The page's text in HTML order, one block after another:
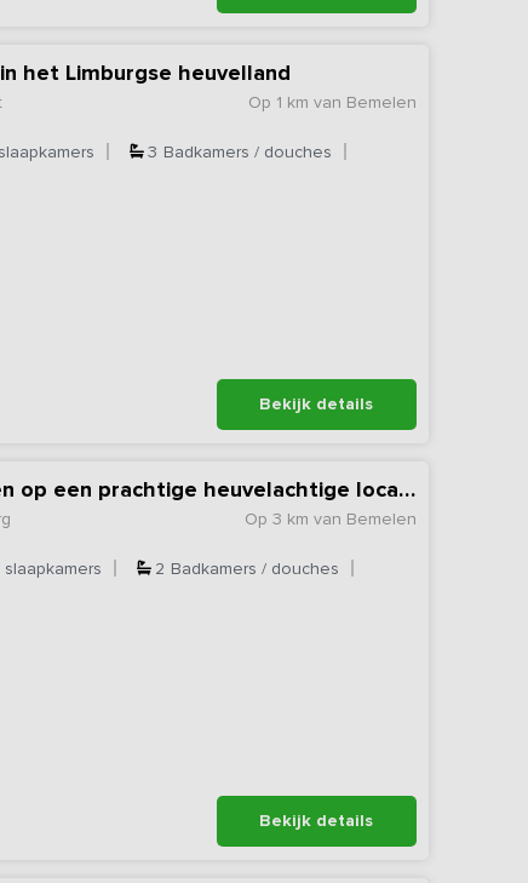
het Limburgse heuvelland
Op 1 km van Bemelen
slaapkamers 3 Badkamers / douches
Bekijk details
Vakantieadres gelegen op een prachtige heuvelachtige locatie
Op 3 km van Bemelen
slaapkamers 2 Badkamers / douches
Bekijk details